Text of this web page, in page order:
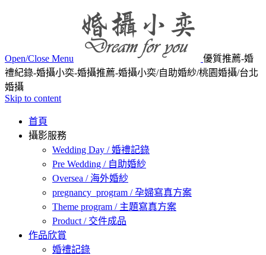
Open/Close Menu
優質推薦-婚
禮紀錄-婚攝小奕-婚攝推薦-婚攝小奕/自助婚紗/桃園婚攝/台北
婚攝
Skip to content
首頁
攝影服務
Wedding Day / 婚禮記錄
Pre Wedding / 自助婚紗
Oversea / 海外婚紗
pregnancy_program / 孕婦寫真方案
Theme program / 主題寫真方案
Product / 交件成品
作品欣賞
婚禮記錄